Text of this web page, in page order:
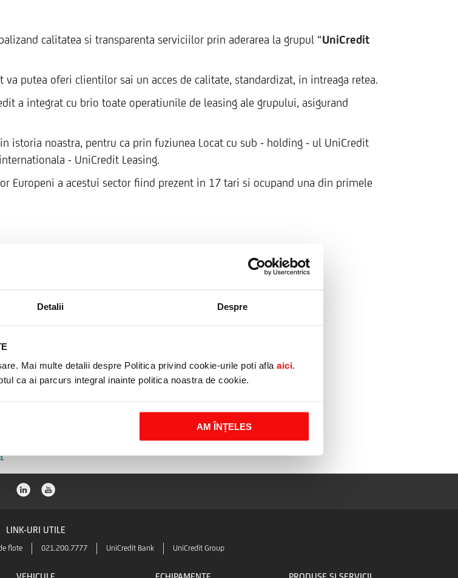
Detalii Despre
Mai multe detalii despre Politica privind cookie-urile poti afla aici.
ca ai parcurs integral inainte politica noastra de cookie.
AM ÎNȚELES
calitatea si transparenta serviciilor prin aderarea la grupul “UniCredit
putea oferi clientilor sai un acces de calitate, standardizat, in intreaga retea.
a integrat cu brio toate operatiunile de leasing ale grupului, asigurand
istoria noastra, pentru ca prin fuziunea Locat cu sub - holding - ul UniCredit
- UniCredit Leasing.
Europeni a acestui sector fiind prezent in 17 tari si ocupand una din primele
mail
.
LINK-URI UTILE
flote 021.200.7777 UniCredit Bank UniCredit Group